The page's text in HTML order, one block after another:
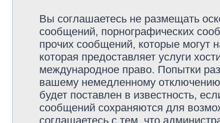
Вы соглашаетесь не размещать
сообщений, порнографических
прочих сообщений, которые могут
которая предоставляет услуги
международное право. Попытки
вашему немедленному
будет поставлен в известность,
сообщений сохраняются для
соглашаетесь с тем, что